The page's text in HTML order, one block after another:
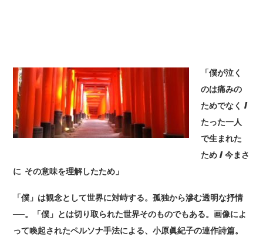
「僕が泣く
のは痛みの
ためでなく /
たった一人
で生まれた
ため / 今まさ
に その意味を理解したため」
「僕」は観念として世界に対峙する。孤独から滲む透明な抒情
──。「僕」とは切り取られた世界そのものでもある。画像によ
って喚起されたペルソナ手法による、小原眞紀子の連作詩篇。